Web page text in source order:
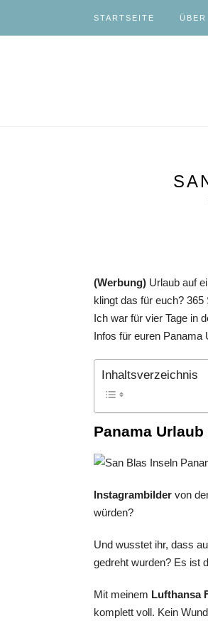
STARTSEITE
(Werbung) Urlaub auf
klingt das für euch?
Ich war für vier Tage in
Infos für euren Panama
Inhaltsverzeichnis
Panama
Instagrambilder von
würden?
Und wusstet ihr, dass
gedreht wurden? Es ist
Mit meinem Lufthansa
komplett voll. Kein